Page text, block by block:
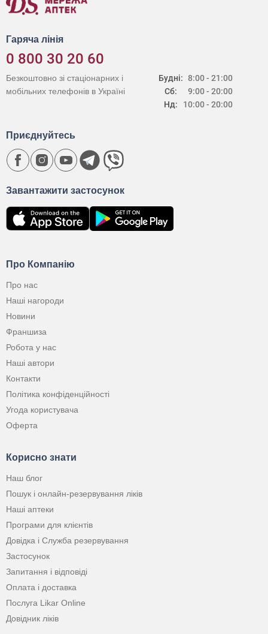
Гаряча лінія
0 800 30 20 60
Будні:
Сб:
Нд:
8:00 - 21:00
9:00 - 20:00
10:00 - 20:00
Безкоштовно зі стаціонарних і
мобільних телефонів в Україні
Про Компанію
Про нас
Наші нагороди
Новини
Франшиза
Робота у нас
Наші автори
Контакти
Політика конфіденційності
Угода користувача
Оферта
Корисно знати
Наш блог
Пошук і онлайн-резервування ліків
Наші аптеки
Програми для клієнтів
Довідка і Служба резервування
Застосунок
Запитання і відповіді
Оплата і доставка
Послуга Likar Online
Довідник ліків
Завантажити застосунок
Приєднуйтесь